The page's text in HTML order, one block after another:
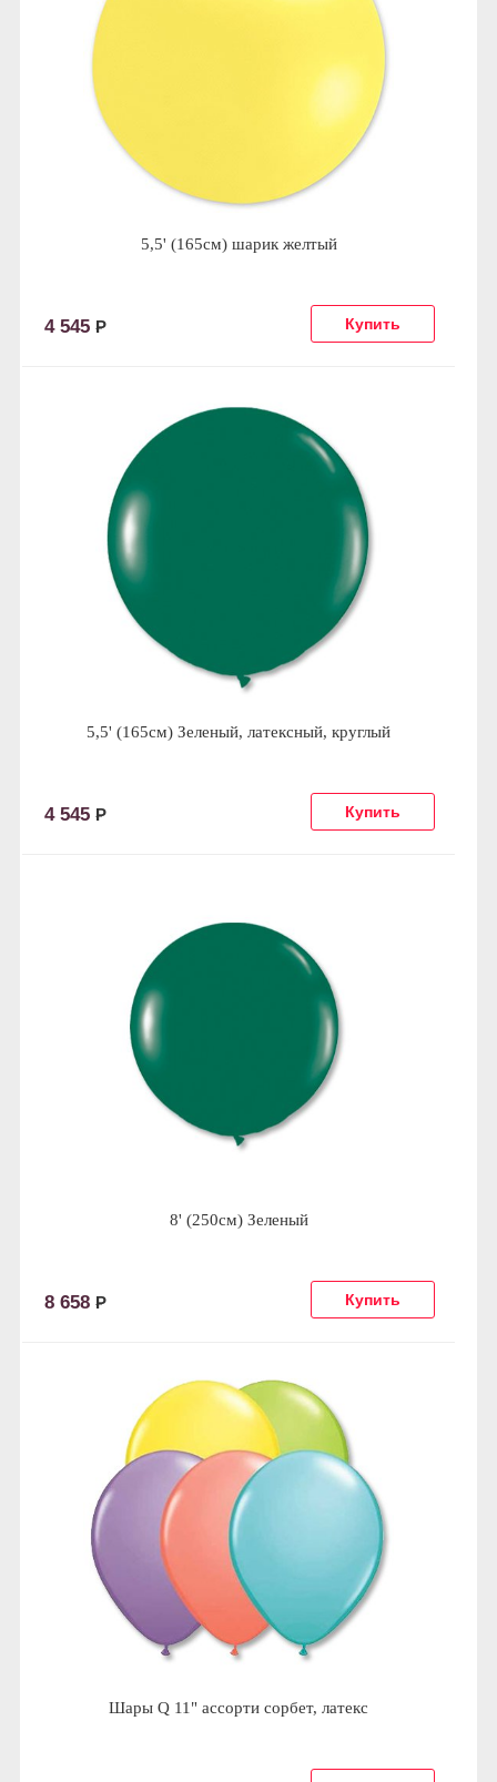
5,5' (165см) шарик желтый
4 545 Р
5,5' (165см) Зеленый, латексный, круглый
4 545 Р
8' (250см) Зеленый
8 658 Р
Шары Q 11" ассорти сорбет, латекс